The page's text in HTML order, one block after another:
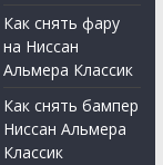
Как снять фару
на Ниссан
Альмера Классик
Как снять бампер
Ниссан Альмера
Классик